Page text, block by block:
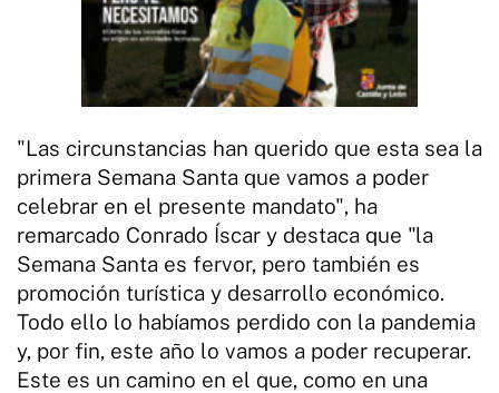
"Las circunstancias han querido que esta sea la
primera Semana Santa que vamos a poder
celebrar en el presente mandato", ha
remarcado Conrado Íscar y destaca que "la
Semana Santa es fervor, pero también es
promoción turística y desarrollo económico.
Todo ello lo habíamos perdido con la pandemia
y, por fin, este año lo vamos a poder recuperar.
Este es un camino en el que, como en una